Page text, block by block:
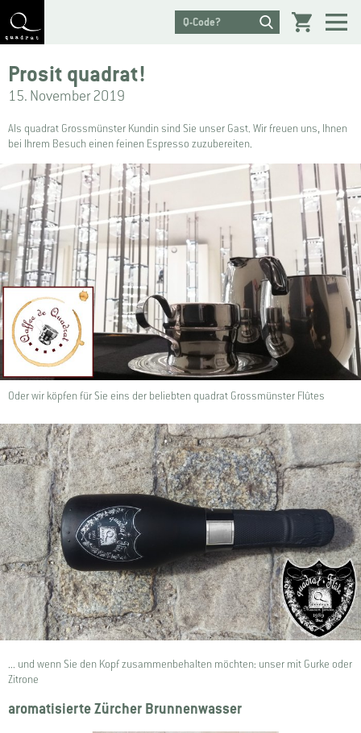
Prosit quadrat!
15. November 2019
Als quadrat Grossmünster Kundin sind Sie unser Gast. Wir freuen uns, Ihnen
bei Ihrem Besuch einen feinen Espresso zuzubereiten.
Oder wir köpfen für Sie eins der beliebten quadrat Grossmünster Flûtes
... und wenn Sie den Kopf zusammenbehalten möchten: unser mit Gurke oder
Zitrone
aromatisierte Zürcher Brunnenwasser